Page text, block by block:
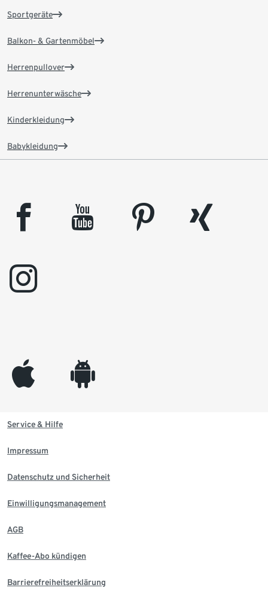
Sportgeräte
Balkon- & Gartenmöbel
Herrenpullover
Herrenunterwäsche
Kinderkleidung
Babykleidung
facebook youtube pinterest
xing
instagram
appleinc android
Service & Hilfe
Impressum
Datenschutz und Sicherheit
Einwilligungsmanagement
AGB
Kaffee-Abo kündigen
Barrierefreiheitserklärung